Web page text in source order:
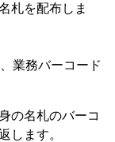
札を配布しま
業務バーコード
の名札のバーコ
します。